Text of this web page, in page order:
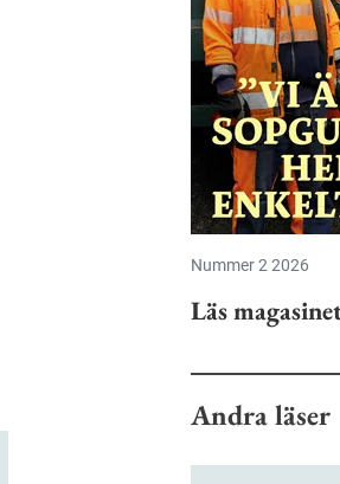
Nummer 2 2026
Läs
Andra läser